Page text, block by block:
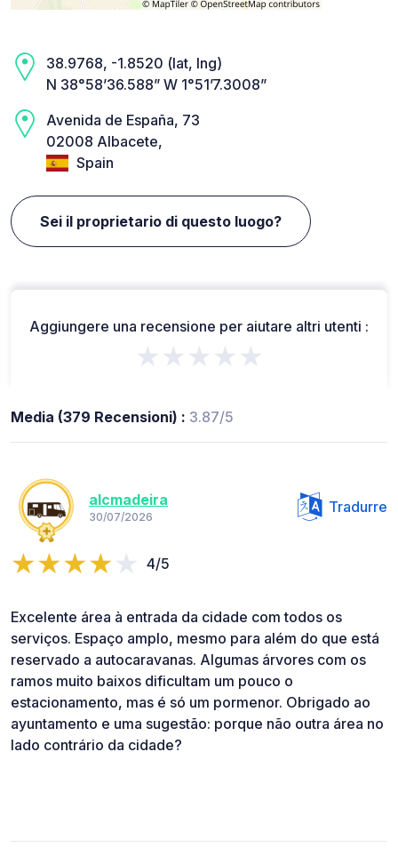
38.9768, -1.8520 (lat, lng)
N 38°58’36.588” W 1°51’7.3008”
Avenida de España, 73
02008 Albacete,
Spain
Sei il proprietario di questo luogo?
Aggiungere una recensione per aiutare altri utenti :
★★★★★
Media (379 Recensioni) : 3.87/5
alcmadeira
30/07/2026
Tradurre
4/5
Excelente área à entrada da cidade com todos os
serviços. Espaço amplo, mesmo para além do que está
reservado a autocaravanas. Algumas árvores com os
ramos muito baixos dificultam um pouco o
estacionamento, mas é só um pormenor. Obrigado ao
ayuntamento e uma sugestão: porque não outra área no
lado contrário da cidade?